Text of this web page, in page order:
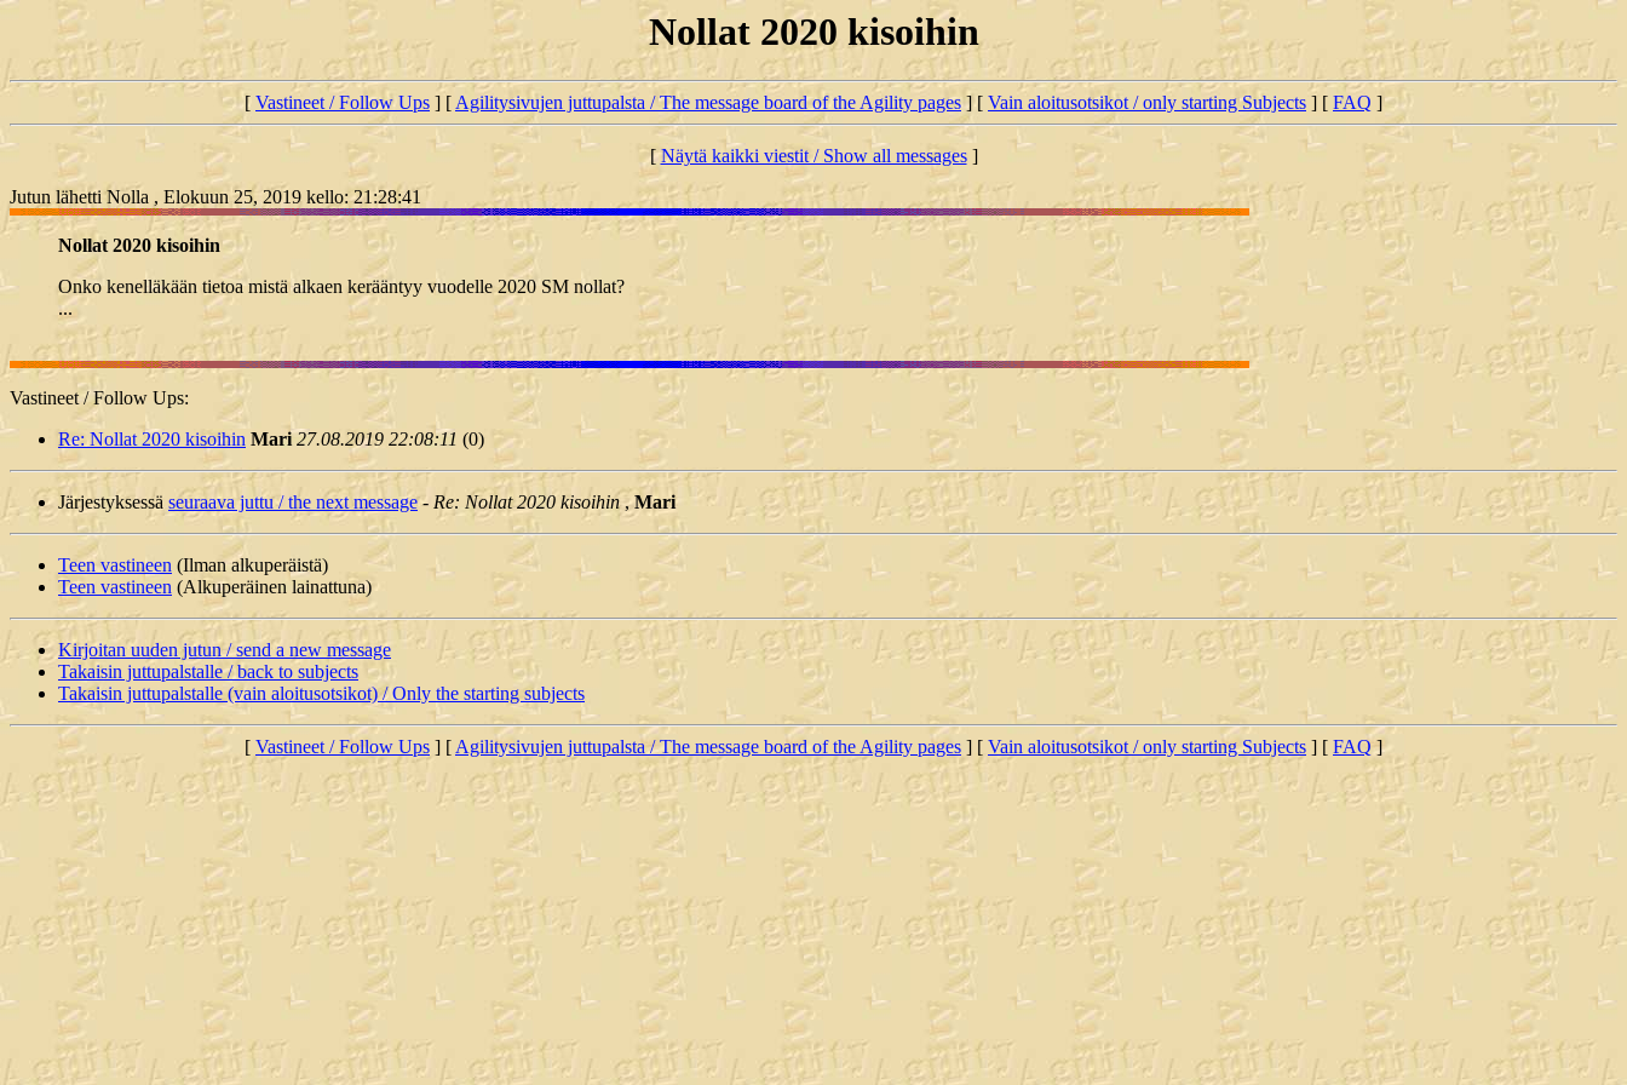
Nollat 2020 kisoihin
[ Vastineet / Follow Ups ] [Agilitysivujen juttupalsta / The message board of the Agility pages] [ Vain aloitusotsikot / only starting Subjects ] [ FAQ ]
[Näytä kaikki viestit / Show all messages]
Jutun lähetti Nolla , Elokuun 25, 2019 kello: 21:28:41
Nollat 2020 kisoihin
Onko kenelläkään tietoa mistä alkaen kerääntyy vuodelle 2020 SM nollat?
...
Vastineet / Follow Ups:
Re: Nollat 2020 kisoihin Mari 27.08.2019 22:08:11 (0)
Järjestyksessä seuraava juttu / the next message- Re: Nollat 2020 kisoihin,Mari
Teen vastineen (Ilman alkuperäistä)
Teen vastineen (Alkuperäinen lainattuna)
Kirjoitan uuden jutun / send a new message
Takaisin juttupalstalle / back to subjects
Takaisin juttupalstalle (vain aloitusotsikot) / Only the starting subjects
[ Vastineet / Follow Ups ] [Agilitysivujen juttupalsta / The message board of the Agility pages ] [ Vain aloitusotsikot / only starting Subjects ] [ FAQ]